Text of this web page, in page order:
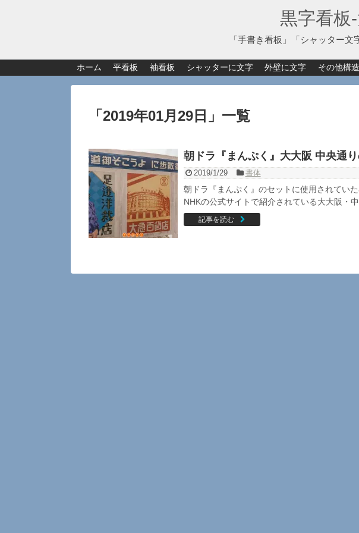
黒字看板
「手書き看板」「シャッター
ホーム 平看板 袖看板 シャッターに文字 外壁に文字 その他構
「 2019年01月29日 」 一覧
朝ドラ『まんぷく』大大阪 中央通
2019/1/29 書体
朝ドラ『まんぷく』のセットに使用されてい
NHKの公式サイトで紹介されている大大阪・
記事を読む